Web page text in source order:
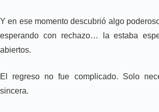
Y en ese momento descubrió algo
esperando con rechazo… la estaba
abiertos.
El regreso no fue complicado. Solo
sincera.